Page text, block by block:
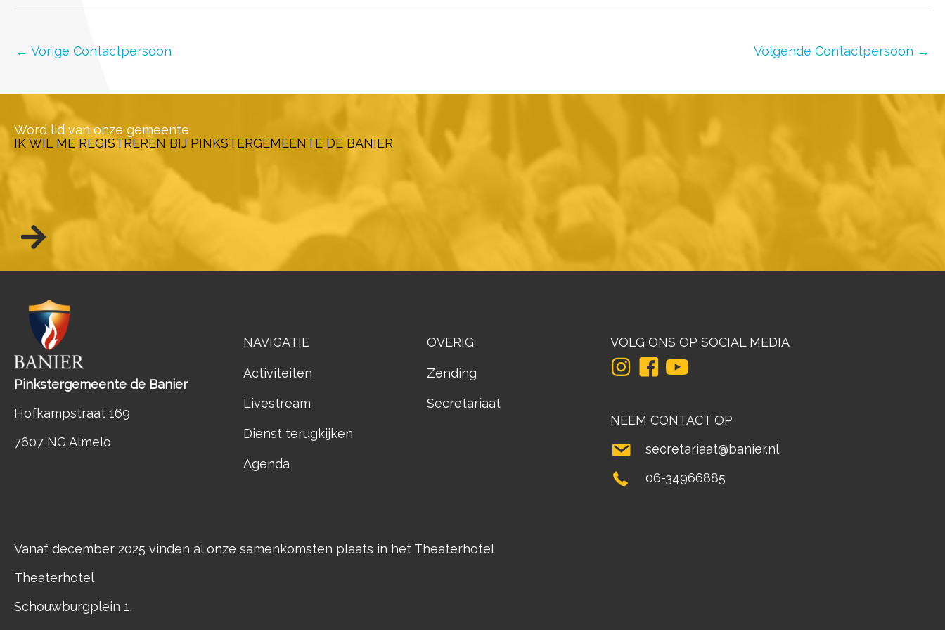
← Vorige Contactpersoon Volgende Contactpersoon →
Word lid van onze gemeente
IK WIL ME REGISTREREN BIJ PINKSTERGEMEENTE DE BANIER
Pinkstergemeente de Banier
Hofkampstraat 169
7607 NG Almelo
NAVIGATIE
Activiteiten
Livestream
Dienst terugkijken
Agenda
OVERIG
Zending
Secretariaat
VOLG ONS OP SOCIAL MEDIA
NEEM CONTACT OP
secretariaat@banier.nl
06-34966885
Vanaf december 2025 vinden al onze samenkomsten plaats in het Theaterhotel
Theaterhotel
Schouwburgplein 1,